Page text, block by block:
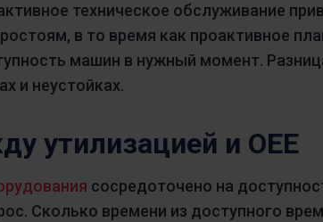
техническое обслуживание
в то время как проактивное
машин в нужный момент.
и неустойках.
утилизацией и OEE
сосредоточено на
Сколько времени из доступного